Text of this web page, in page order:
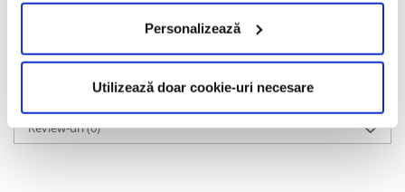
Personalizează
Utilizează doar cookie-uri necesare
Informatii conformitate produs
Caracteristici
Review-uri(0)